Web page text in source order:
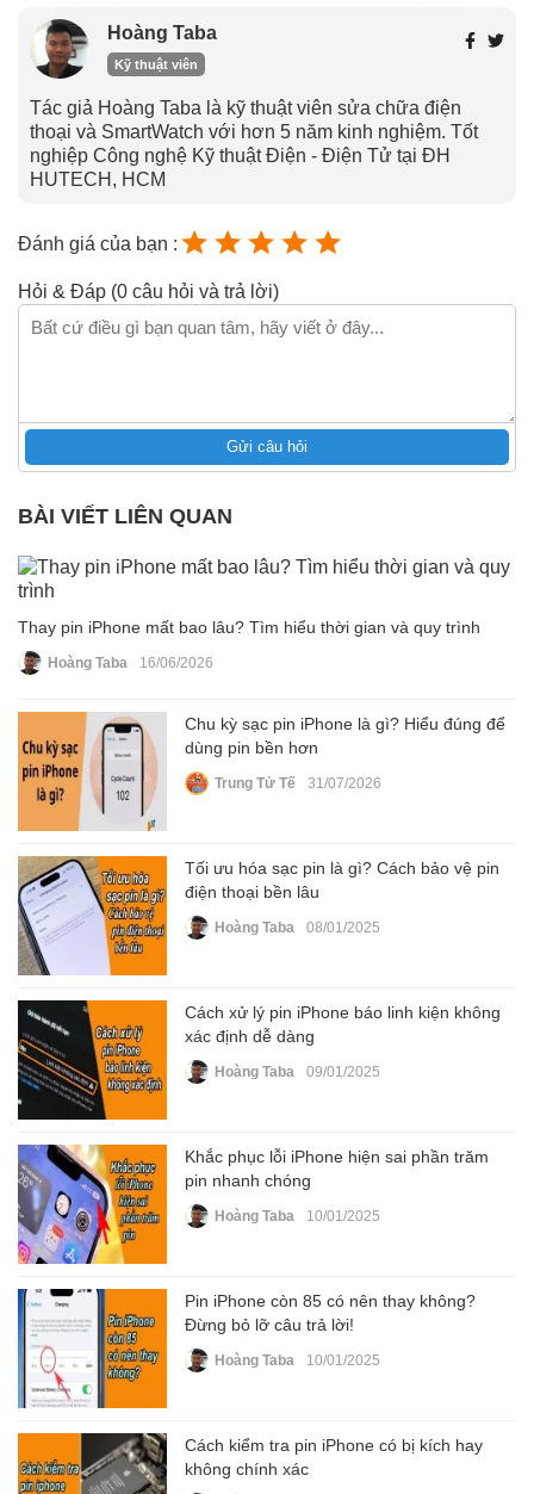
Hoàng Taba
Kỹ thuật viên
Tác giả Hoàng Taba là kỹ thuật viên sửa chữa điện
thoại và SmartWatch với hơn 5 năm kinh nghiệm. Tốt
nghiệp Công nghệ Kỹ thuật Điện - Điện Tử tại ĐH
HUTECH, HCM
Đánh giá của bạn :
Hỏi & Đáp (0 câu hỏi và trả lời)
Gửi câu hỏi
BÀI VIẾT LIÊN QUAN
Thay pin iPhone mất bao lâu? Tìm hiểu thời gian và quy trình
Hoàng Taba 16/06/2026
Chu kỳ sạc pin iPhone là gì? Hiểu đúng để
dùng pin bền hơn
Trung Tử Tế 31/07/2026
Tối ưu hóa sạc pin là gì? Cách bảo vệ pin
điện thoại bền lâu
Hoàng Taba 08/01/2025
Cách xử lý pin iPhone báo linh kiện không
xác định dễ dàng
Hoàng Taba 09/01/2025
Khắc phục lỗi iPhone hiện sai phần trăm
pin nhanh chóng
Hoàng Taba 10/01/2025
Pin iPhone còn 85 có nên thay không?
Đừng bỏ lỡ câu trả lời!
Hoàng Taba 10/01/2025
Cách kiểm tra pin iPhone có bị kích hay
không chính xác